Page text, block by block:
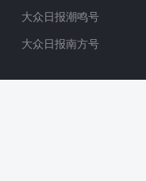
大众日报潮鸣号
大众日报南方号